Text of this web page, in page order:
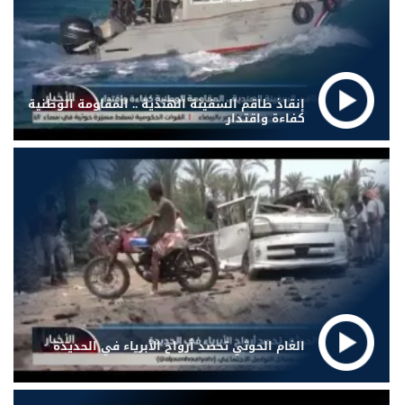
إنقاذ طاقم السفينة الهندية .. المقاومة الوطنية
كفاءة واقتدار
الغام الحوثي تحصد أرواح الأبرياء في الحديدة